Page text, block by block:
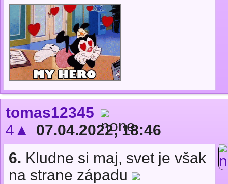
tomas12345
4▲
07.04.2022, 18:46
6. Kludne si maj, svet je však
na strane západu